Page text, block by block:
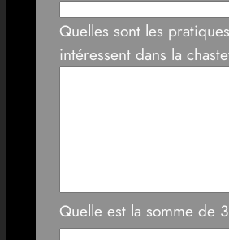
Quelles sont les
intéressent dans la
Quelle est la somme de